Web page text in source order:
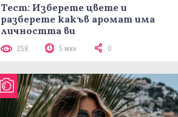
Тест: Изберете цвете и
разберете какъв аромат има
личността ви
258 5 мин 0